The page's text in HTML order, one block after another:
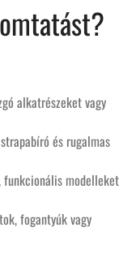
alkatrészeket vagy
és rugalmas
funkcionális modelleket
fogantyúk vagy